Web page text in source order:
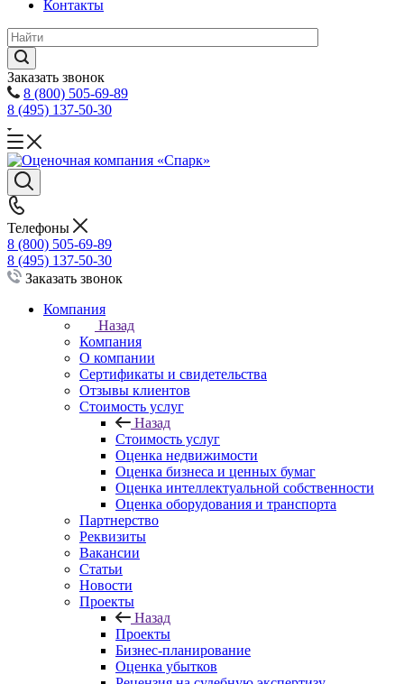
Контакты
Заказать звонок
8 (800) 505-69-89
8 (495) 137-50-30
Телефоны
8 (800) 505-69-89
8 (495) 137-50-30
Заказать звонок
Компания
Назад
Компания
О компании
Сертификаты и свидетельства
Отзывы клиентов
Стоимость услуг
Назад
Стоимость услуг
Оценка недвижимости
Оценка бизнеса и ценных бумаг
Оценка интеллектуальной собственности
Оценка оборудования и транспорта
Партнерство
Реквизиты
Вакансии
Статьи
Новости
Проекты
Назад
Проекты
Бизнес-планирование
Оценка убытков